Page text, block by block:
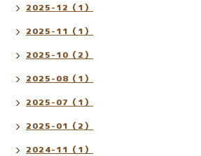
2025-12（1）
2025-11（1）
2025-10（2）
2025-08（1）
2025-07（1）
2025-01（2）
2024-11（1）